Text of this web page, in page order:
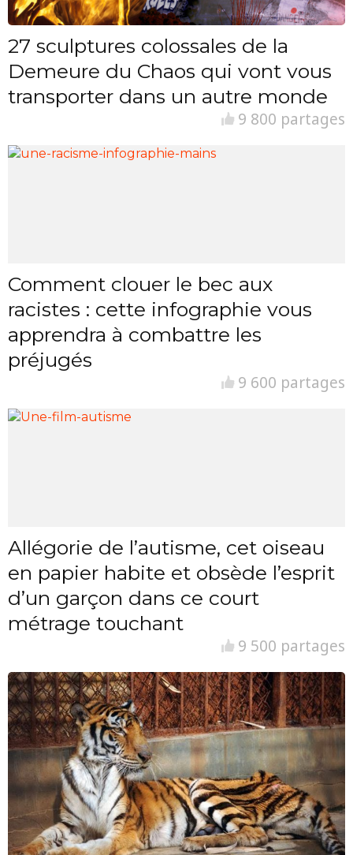
27 sculptures colossales de la
Demeure du Chaos qui vont vous
transporter dans un autre monde
9 800 partages
Comment clouer le bec aux
racistes : cette infographie vous
apprendra à combattre les
préjugés
9 600 partages
Allégorie de l’autisme, cet oiseau
en papier habite et obsède l’esprit
d’un garçon dans ce court
métrage touchant
9 500 partages